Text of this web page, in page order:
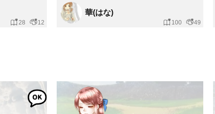
28 12
華(はな)
100 49